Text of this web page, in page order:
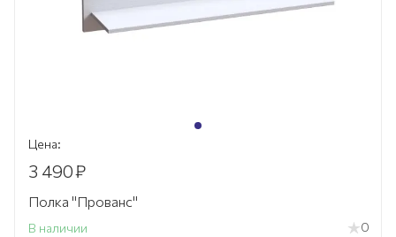
Цена:
3 490₽
Полка "Прованс"
В наличии 0